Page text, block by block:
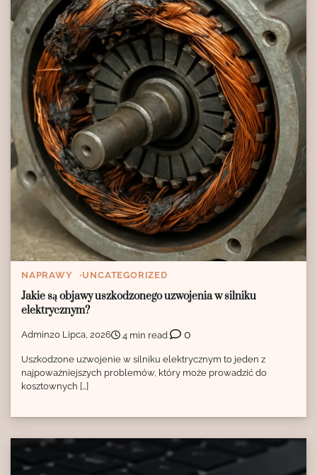
NAPRAWY UNCATEGORIZED
Jakie są objawy uszkodzonego uzwojenia w silniku
elektrycznym?
Admin20 Lipca, 2026 4 min read 0
Uszkodzone uzwojenie w silniku elektrycznym to jeden z
najpoważniejszych problemów, który może prowadzić do
kosztownych […]